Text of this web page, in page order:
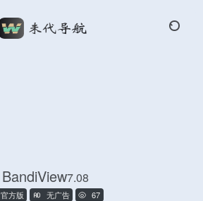
BandiView7.08
官方版 无广告 67